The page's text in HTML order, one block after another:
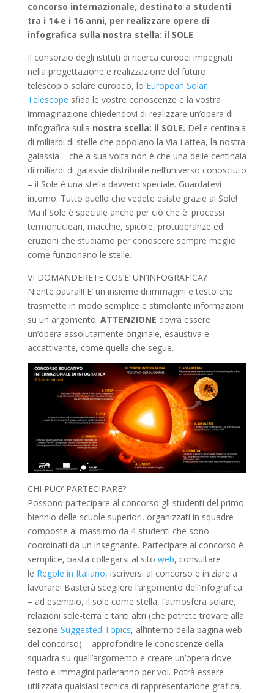
concorso internazionale, destinato a studenti
tra i 14 e i 16 anni, per realizzare opere di
infografica sulla nostra stella: il SOLE
Il consorzio degli istituti di ricerca europei impegnati
nella progettazione e realizzazione del futuro
telescopio solare europeo, lo European Solar
Telescope sfida le vostre conoscenze e la vostra
immaginazione chiedendovi di realizzare un’opera di
infografica sulla nostra stella: il SOLE. Delle centinaia
di miliardi di stelle che popolano la Via Lattea, la nostra
galassia – che a sua volta non è che una delle centinaia
di miliardi di galassie distribuite nell’universo conosciuto
– il Sole è una stella davvero speciale. Guardatevi
intorno. Tutto quello che vedete esiste grazie al Sole!
Ma il Sole è speciale anche per ciò che è: processi
termonucleari, macchie, spicole, protuberanze ed
eruzioni che studiamo per conoscere sempre meglio
come funzionano le stelle.
VI DOMANDERETE COS’E’ UN’INFOGRAFICA?
Niente paura!!! E’ un insieme di immagini e testo che
trasmette in modo semplice e stimolante informazioni
su un argomento. ATTENZIONE dovrà essere
un’opera assolutamente originale, esaustiva e
accattivante, come quella che segue.
CHI PUO’ PARTECIPARE?
Possono partecipare al concorso gli studenti del primo
biennio delle scuole superiori, organizzati in squadre
composte al massimo da 4 studenti che sono
coordinati da un insegnante. Partecipare al concorso è
semplice, basta collegarsi al sito web, consultare
le Regole in Italiano, iscriversi al concorso e iniziare a
lavorare! Basterà scegliere l’argomento dell’infografica
– ad esempio, il sole come stella, l’atmosfera solare,
relazioni sole-terra e tanti altri (che potrete trovare alla
sezione Suggested Topics, all’interno della pagina web
del concorso) – approfondire le conoscenze della
squadra su quell’argomento e creare un’opera dove
testo e immagini parleranno per voi. Potrà essere
utilizzata qualsiasi tecnica di rappresentazione grafica,